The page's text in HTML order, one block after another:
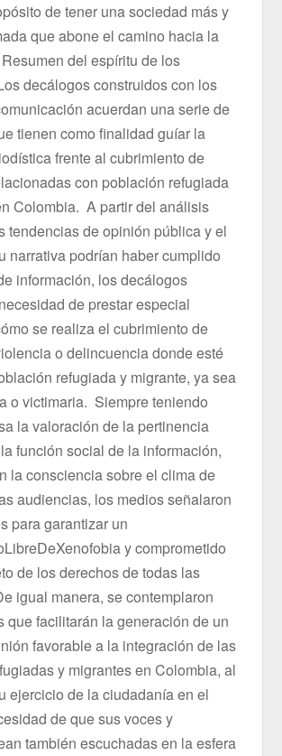
de tener una sociedad más y
que abone el camino hacia la
del espíritu de los
decálogos construidos con los
acuerdan una serie de
tienen como finalidad guíar la
frente al cubrimiento de
con población refugiada
Colombia. A partir del análisis
tendencias de opinión pública y el
narrativa podrían haber cumplido
información, los decálogos
de prestar especial
se realiza el cubrimiento de
o delincuencia donde esté
refugiada y migrante, ya sea
o victimaria. Siempre teniendo
la valoración de la pertinencia
función social de la información,
la consciencia sobre el clima de
audiencias, los medios señalaron
para garantizar un
y comprometido
de los derechos de todas las
igual manera, se contemplaron
que facilitarán la generación de un
favorable a la integración de las
y migrantes en Colombia, al
ejercicio de la ciudadanía en el
de que sus voces y
también escuchadas en la esfera